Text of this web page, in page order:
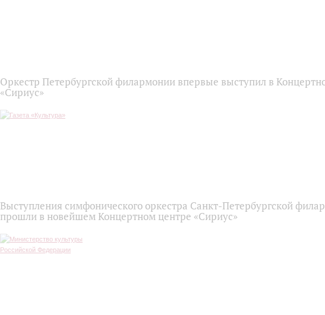
Оркестр Петербургской филармонии впервые выступил в
«Сириус»
Выступления симфонического оркестра Санкт-Петербургской
прошли в новейшем Концертном центре «Сириус»